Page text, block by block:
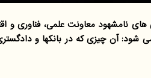
نامشهود معاونت علمی، فناوری و
شود: آن چیزی که در بانکها و